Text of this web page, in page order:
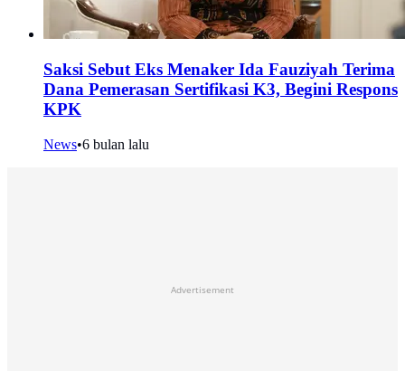
Saksi Sebut Eks Menaker Ida Fauziyah Terima
Dana Pemerasan Sertifikasi K3, Begini Respons
KPK
News•6 bulan lalu
Advertisement